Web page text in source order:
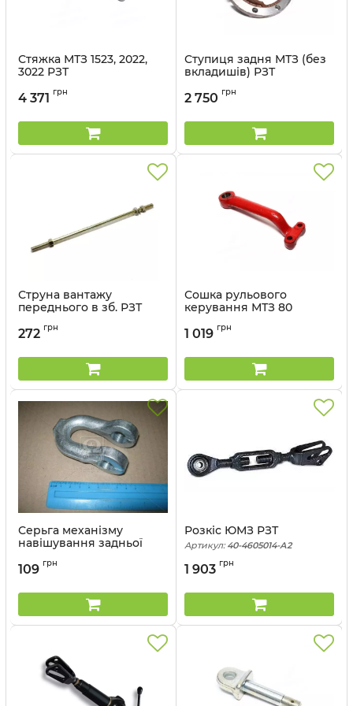
Стяжка МТЗ 1523, 2022,
3022 РЗТ
4 371 грн
Ступиця задня МТЗ (без
вкладишів) РЗТ
2 750 грн
Струна вантажу
переднього в зб. РЗТ
272 грн
Сошка рульового
керування МТЗ 80
Артикул:
1 019 грн
Серьга механізму
навішування задньої
Артикул:
109 грн
Розкіс ЮМЗ РЗТ
Артикул: 40-4605014-А2
1 903 грн